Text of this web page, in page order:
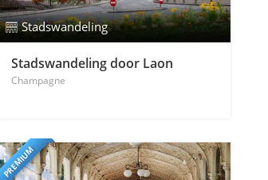
Stadswandeling
Stadswandeling door Laon
Champagne
PREMIUM